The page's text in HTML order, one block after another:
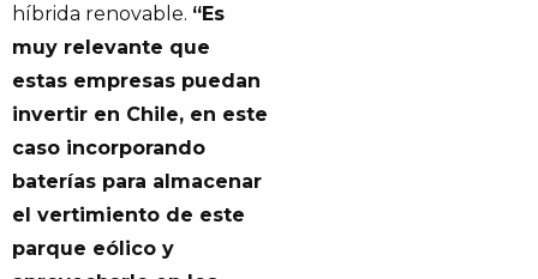
híbrida renovable. “Es
muy relevante que
estas empresas puedan
invertir en Chile, en este
caso incorporando
baterías para almacenar
el vertimiento de este
parque eólico y